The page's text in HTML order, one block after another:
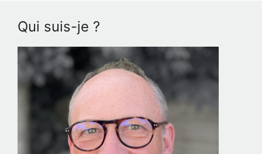
Qui suis-je ?